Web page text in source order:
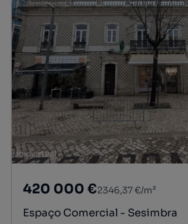
420 000 €2346,37 €/m²
Espaço Comercial - Sesimbra